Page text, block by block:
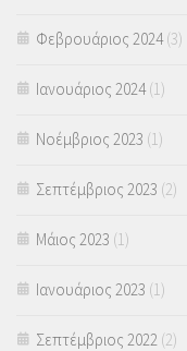
Φεβρουάριος 2024(3)
Ιανουάριος 2024(1)
Νοέμβριος 2023 (1)
Σεπτέμβριος 2023 (2)
Μάιος 2023 (1)
Ιανουάριος 2023 (1)
Σεπτέμβριος 2022 (2)